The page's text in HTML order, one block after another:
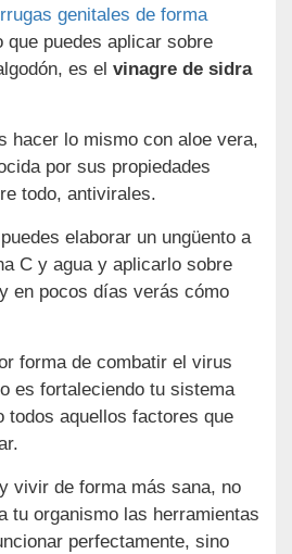
genitales de forma
que puedes aplicar sobre
es el vinagre de sidra
hacer lo mismo con aloe vera,
por sus propiedades
todo, antivirales.
elaborar un ungüento a
C y agua y aplicarlo sobre
en pocos días verás cómo
forma de combatir el virus
es fortaleciendo tu sistema
todos aquellos factores que
vivir de forma más sana, no
tu organismo las herramientas
perfectamente, sino